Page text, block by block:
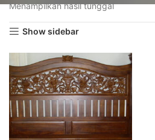
Menampilkan hasil tunggal
Show sidebar